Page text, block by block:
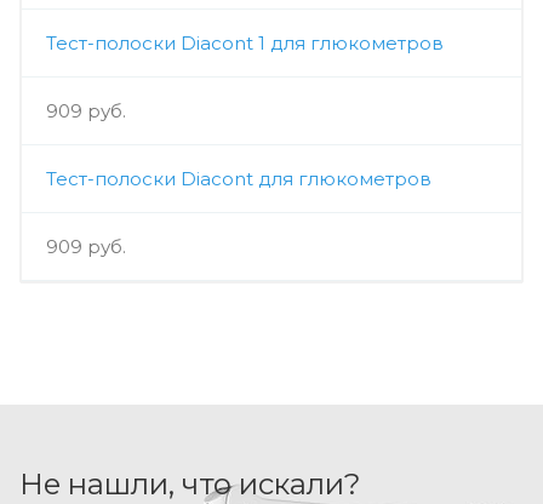
Тест-полоски Diacont 1 для глюкометров
909 руб.
Тест-полоски Diacont для глюкометров
909 руб.
Не нашли, что искали?